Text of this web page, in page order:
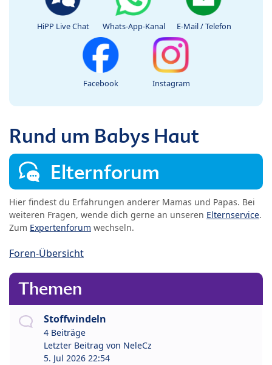
HiPP Live Chat Whats-App-Kanal E-Mail / Telefon
Facebook Instagram
Rund um Babys Haut
Elternforum
Hier findest du Erfahrungen anderer Mamas und Papas. Bei
weiteren Fragen, wende dich gerne an unseren Elternservice.
Zum Expertenforum wechseln.
Foren-Übersicht
Themen
Stoffwindeln
4 Beiträge
Letzter Beitrag von NeleCz
5. Jul 2026 22:54